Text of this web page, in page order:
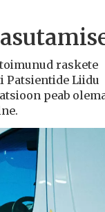
raskete
Patsientide Liidu
peab